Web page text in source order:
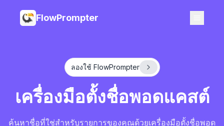
FlowPrompter
ลองใช้ FlowPrompter
เครื่องมือตั้งชื่อพอดแคสต์
ค้นหาชื่อที่ใช่สำหรับรายการของคุณด้วยเครื่องมือตั้งชื่อพอด